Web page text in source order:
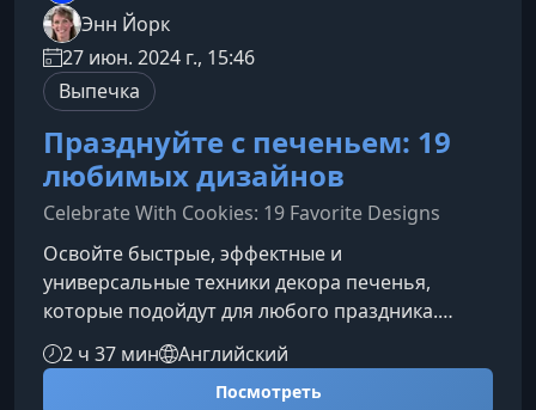
Энн Йорк
27 июн. 2024 г., 15:46
Выпечка
Празднуйте с печеньем: 19
любимых дизайнов
Celebrate With Cookies: 19 Favorite Designs
Освойте быстрые, эффектные и
универсальные техники декора печенья,
которые подойдут для любого праздника.
Красиво, просто и без многочасовой
подготовки — этот курс поможет вам уверенно
создавать праздничные наборы,
2 ч 37 мин Английский
Посмотреть